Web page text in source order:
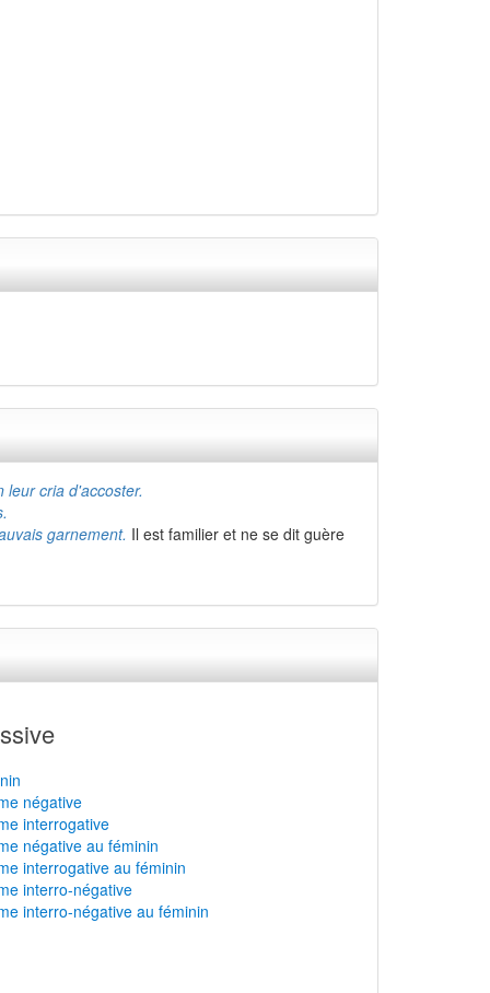
leur cria d'accoster.
garnement. Il est familier et ne se dit guère
négative
interrogative
négative au féminin
interrogative au féminin
interro-négative
interro-négative au féminin